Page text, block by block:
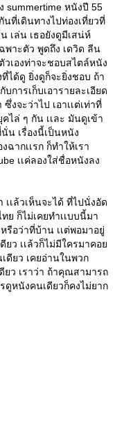
summertime หนังปี 55
นที่เดินทางไปท่องเที่ยวที่
เล่น เธอยังดูมีเสน่ห์
พาะตัว พูดถึง เดวิด ลีน
วเองท่าจะชอบสไตล์หนัง
ที่ได้ดู ยิ่งดูก็จะยิ่งชอบ ถ้า
การเก็บเอารายละเอียด
งจะว่าไป เอาเเต่เท่าที่
ไล่ ๆ กัน เเละ มันดูเข้า
น เรื่องนี้เป็นหนัง
ฉากเเรก ก็ทำให้เรา
เเค่ลองใส่ชื่อหนังลง
เล้วเห็นจะได้ ที่ไปนั่งอัด
ย ก็ไม่เคยทำเเบบนี้มา
รือว่าที่บ้าน เเต่พอมาอยู่
ยว เเล้วก็ไม่มีใครมาคอ
ดียว เคยอ่านในพวก
ยว เราว่า ถ้าคุณสามารถ
ดูหนังคนเดียวก็คงไม่ยาก